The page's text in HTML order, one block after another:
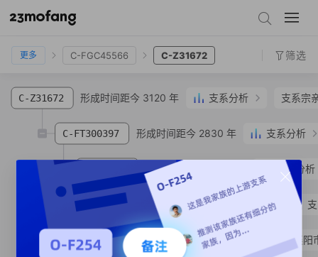
C-FGC45548
更多 C-FGC45566 C-Z31672 筛选
C-Z31672 形成时间距今 3120 年 支系分析 支系宗
C-FT300397 形成时间距今 2830 年 支系分析
形成时间距今 2430 年 支系分析
C-MF627544 形成时间距今 1670 年
C-MV292448张**汉族 湖北省 襄